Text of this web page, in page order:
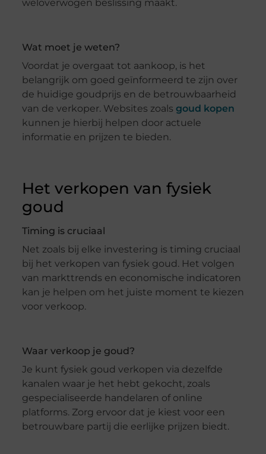
weloverwogen beslissing maakt.
Wat moet je weten?
Voordat je overgaat tot aankoop, is het
belangrijk om goed geïnformeerd te zijn over
de huidige goudprijs en de betrouwbaarheid
van de verkoper. Websites zoals goud kopen
kunnen je hierbij helpen door actuele
informatie en prijzen te bieden.
Het verkopen van fysiek
goud
Timing is cruciaal
Net zoals bij elke investering is timing cruciaal
bij het verkopen van fysiek goud. Het volgen
van markttrends en economische indicatoren
kan je helpen om het juiste moment te kiezen
voor verkoop.
Waar verkoop je goud?
Je kunt fysiek goud verkopen via dezelfde
kanalen waar je het hebt gekocht, zoals
gespecialiseerde handelaren of online
platforms. Zorg ervoor dat je kiest voor een
betrouwbare partij die eerlijke prijzen biedt.